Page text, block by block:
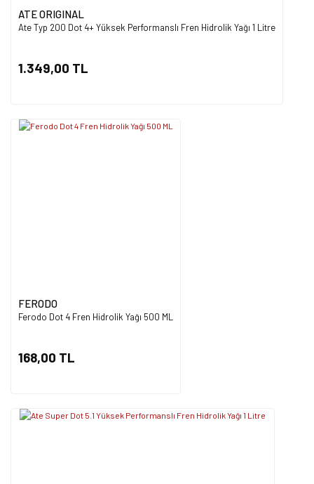
ATE ORIGINAL
Ate Typ 200 Dot 4+ Yüksek Performanslı Fren Hidrolik Yağı 1 Litre
1.349,00 TL
FERODO
Ferodo Dot 4 Fren Hidrolik Yağı 500 ML
168,00 TL